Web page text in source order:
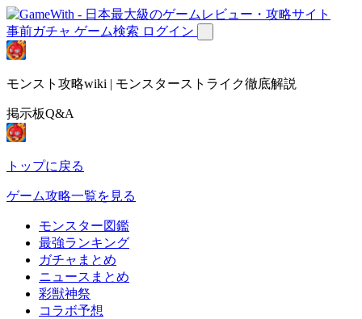
事前ガチャ ゲーム検索 ログイン
モンスト攻略wiki | モンスターストライク徹底解説
掲示板Q&A
トップに戻る
ゲーム攻略一覧を見る
モンスター図鑑
最強ランキング
ガチャまとめ
ニュースまとめ
彩獣神祭
コラボ予想